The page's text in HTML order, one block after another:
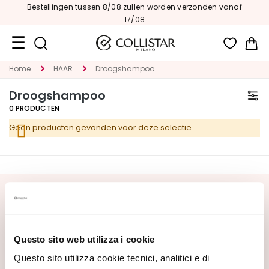
Questo sito web utilizza i cookie
Questo sito utilizza cookie tecnici, analitici e di
Bestellingen tussen 8/08 zullen worden verzonden vanaf
17/08
Travel
Nieuw
GEZICHT
G
R
Home HAAR Droogshampoo
Droogshampoo
0 PRODUCTEN
Geen producten gevonden voor deze selectie.
SCHRIJF U IN VOOR DE NIEUWSBRIEF
welkomstaanbieding:20% korting
bestelling.